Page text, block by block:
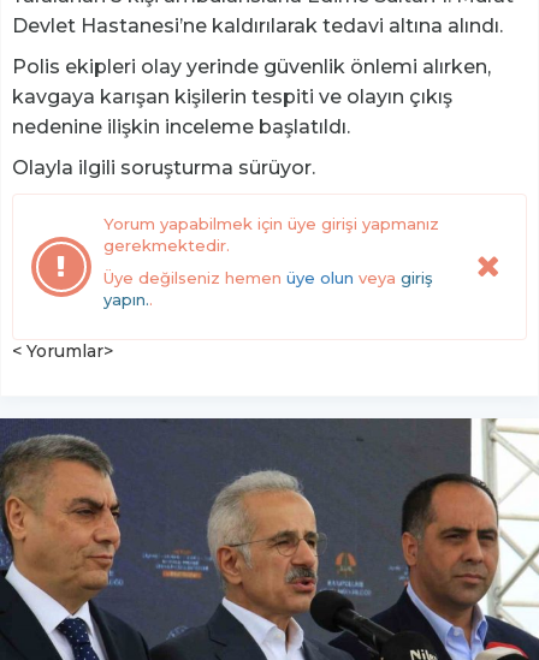
Devlet Hastanesi’ne kaldırılarak tedavi altına alındı.
Polis ekipleri olay yerinde güvenlik önlemi alırken,
kavgaya karışan kişilerin tespiti ve olayın çıkış
nedenine ilişkin inceleme başlatıldı.
Olayla ilgili soruşturma sürüyor.
Yorum yapabilmek için üye girişi yapmanız
gerekmektedir.
Üye değilseniz hemen üye olun veya giriş
yapın..
< Yorumlar>